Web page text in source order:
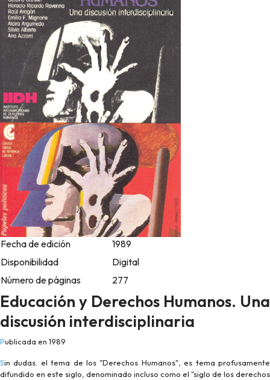
Fecha de edición
1989
Disponibilidad
Digital
Número de páginas
277
Educación y Derechos Humanos. Una
discusión interdisciplinaria
Publicada en 1989
Sin dudas. el tema de los "Derechos Humanos", es tema profusamente
difundido en este siglo, denominado incluso como el "siglo de los derechos